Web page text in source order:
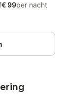
€ 99per nacht